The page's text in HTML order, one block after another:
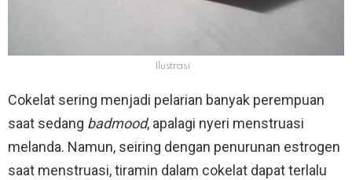
Ilustrasi
Cokelat sering menjadi pelarian banyak perempuan
saat sedang badmood, apalagi nyeri menstruasi
melanda. Namun, seiring dengan penurunan estrogen
saat menstruasi, tiramin dalam cokelat dapat terlalu